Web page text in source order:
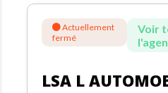
Actuellement
fermé
Voir
LSA L